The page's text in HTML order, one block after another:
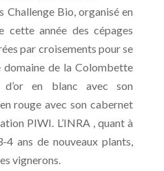
Challenge Bio, organisé en
cette année des cépages
par croisements pour se
domaine de la Colombette
d’or en blanc avec son
rouge avec son cabernet
PIWI. L’INRA , quant à
ans de nouveaux plants,
vignerons.